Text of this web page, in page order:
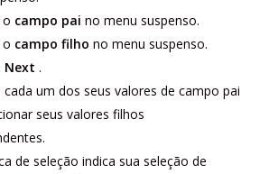
o campo pai no menu suspenso.
o campo filho no menu suspenso.
Next .
cada um dos seus valores de campo pai
seus valores filhos
de seleção indica sua seleção de